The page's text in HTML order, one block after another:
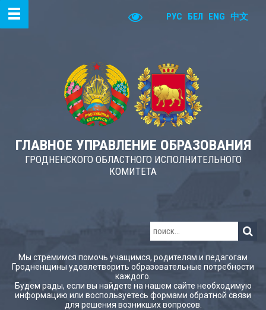
РУС БЕЛ ENG 中文
ГЛАВНОЕ УПРАВЛЕНИЕ ОБРАЗОВАНИЯ
ГРОДНЕНСКОГО ОБЛАСТНОГО ИСПОЛНИТЕЛЬНОГО
КОМИТЕТА
Мы стремимся помочь учащимся, родителям и педагогам
Гродненщины удовлетворить образовательные потребности
каждого.
Будем рады, если вы найдете на нашем сайте необходимую
информацию или воспользуетесь формами обратной связи
для решения возникших вопросов.